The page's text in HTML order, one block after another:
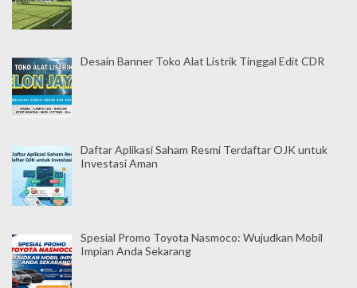
Desain Banner Toko Alat Listrik Tinggal Edit CDR
Daftar Aplikasi Saham Resmi Terdaftar OJK untuk
Investasi Aman
Spesial Promo Toyota Nasmoco: Wujudkan Mobil
Impian Anda Sekarang